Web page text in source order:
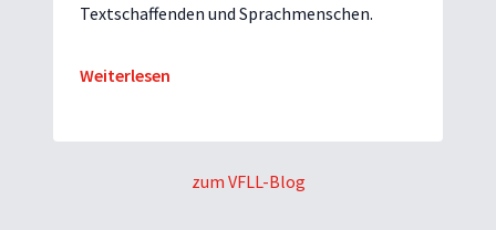
Textschaffenden und Sprachmenschen.
Weiterlesen
zum VFLL-Blog